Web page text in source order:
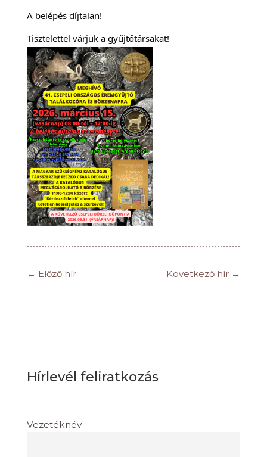
A belépés díjtalan!
Tisztelettel várjuk a gyűjtőtársakat!
← Előző hír Következő hír →
Hírlevél feliratkozás
Vezetéknév